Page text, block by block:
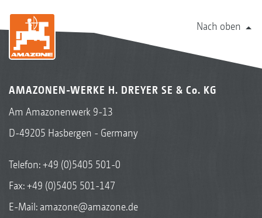
Nach oben
AMAZONEN-WERKE H. DREYER SE & Co. KG
Am Amazonenwerk 9-13
D-49205 Hasbergen - Germany
Telefon:+49 (0)5405 501-0
Fax: +49 (0)5405 501-147
E-Mail: amazone@amazone.de